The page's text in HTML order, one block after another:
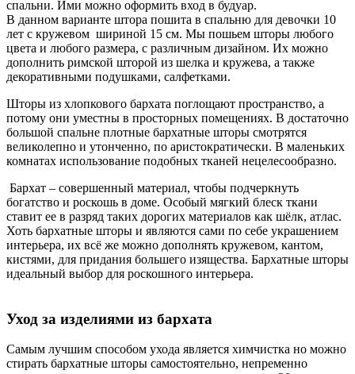
спальни. Ими можно оформить вход в будуар.
В данном варианте штора пошита в спальню для девочки 10
лет с кружевом шириной 15 см. Мы пошьем шторы любого
цвета и любого размера, с различным дизайном. Их можно
дополнить римской шторой из шелка и кружева, а также
декоративными подушками, салфетками.
Шторы из хлопкового бархата поглощают пространство, а
потому они уместны в просторных помещениях. В достаточно
большой спальне плотные бархатные шторы смотрятся
великолепно и утонченно, по аристократически. В маленьких
комнатах использование подобных тканей нецелесообразно.
Бархат – совершенный материал, чтобы подчеркнуть
богатство и роскошь в доме. Особый мягкий блеск ткани
ставит ее в разряд таких дорогих материалов как шёлк, атлас.
Хоть бархатные шторы и являются сами по себе украшением
интерьера, их всё же можно дополнять кружевом, кантом,
кистями, для придания большего изящества. Бархатные шторы
идеальный выбор для роскошного интерьера.
Уход за изделиями из бархата
Самым лучшим способом ухода является химчистка но можно
стирать бархатные шторы самостоятельно, непременно